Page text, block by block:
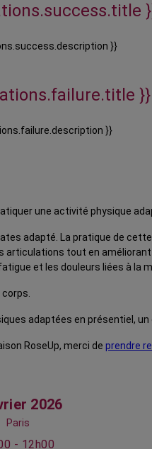
}}
}}
}}
une activité physique
adapté. La pratique de
articulations tout en
et les douleurs liées à la
adaptées en présentiel,
RoseUp, merci de prendre
2026
Paris
- 12h00